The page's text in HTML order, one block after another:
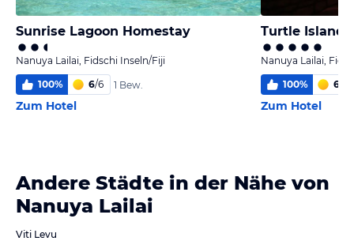
Sunrise Lagoon Homestay
Nanuya Lailai, Fidschi Inseln/Fiji
100% 6/6 1 Bew.
Zum Hotel
Turtle Island
Nanuya Lailai,
100% 6,0
Zum Hotel
Andere Städte in der Nähe von
Nanuya Lailai
Viti Levu